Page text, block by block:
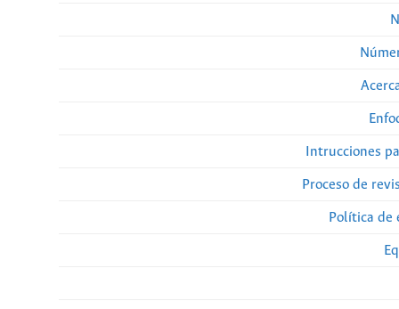
Intrucciones
Proceso de
Política